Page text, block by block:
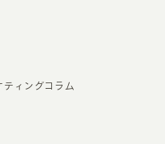
ティングコラム